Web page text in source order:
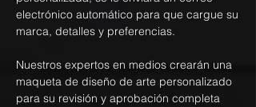
electrónico automático para que cargue su
marca, detalles y preferencias.
Nuestros expertos en medios crearán una
maqueta de diseño de arte personalizado
para su revisión y aprobación completa